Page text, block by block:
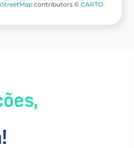
contributors © CARTO